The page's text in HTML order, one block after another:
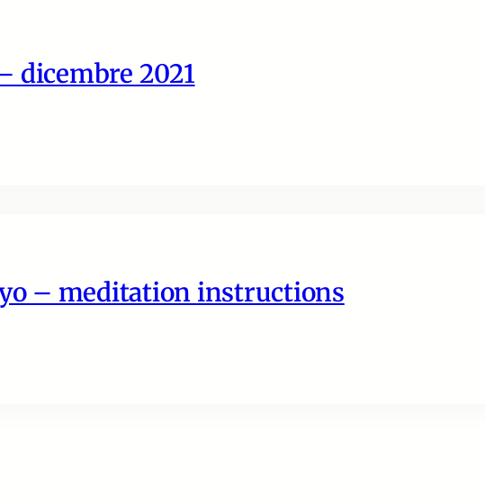
dicembre 2021
– meditation instructions